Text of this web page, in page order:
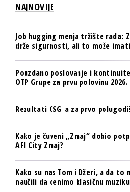
NAJNOVIJE
Job hugging menja tržište rada:
drže sigurnosti, ali to može
Pouzdano poslovanje i
OTP Grupe za prvu polovinu
Rezultati CSG-a za prvo
Kako je čuveni „Zmaj“ dobio
AFI City Zmaj?
Kako su nas Tom i Džeri, a da
naučili da cenimo klasičnu muziku